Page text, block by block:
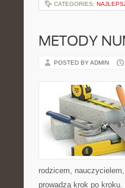
CATEGORIES:
METODY
POSTED BY ADMIN
rodzicem,
prowadzą krok po